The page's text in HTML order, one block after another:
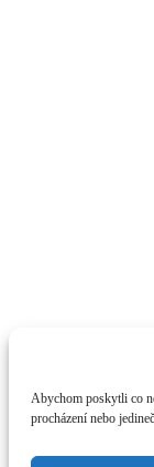
Abychom poskytli co
procházení nebo